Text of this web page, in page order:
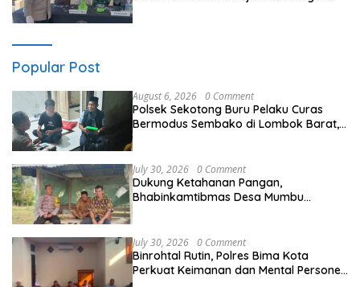
Popular Post
August 6, 2026 0 Comment
Polsek Sekotong Buru Pelaku Curas
Bermodus Sembako di Lombok Barat,
July 30, 2026 0 Comment
Dukung Ketahanan Pangan,
Bhabinkamtibmas Desa Mumbu
July 30, 2026 0 Comment
Binrohtal Rutin, Polres Bima Kota
Perkuat Keimanan dan Mental Personel